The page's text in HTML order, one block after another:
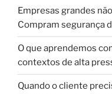
Empresas grandes
Compram segurança
O que aprendemos
contextos de alta
Quando o cliente